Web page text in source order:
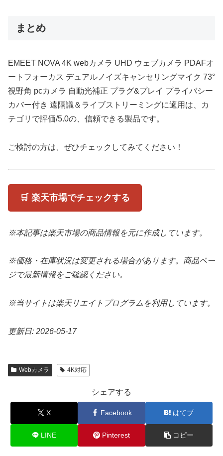
まとめ
EMEET NOVA 4K webカメラ UHD ウェブカメラ PDAFオ
ートフォーカス デュアルノイズキャンセリングマイク 73°
視野角 pcカメラ 自動光補正 プラグ&プレイ プライバシー
カバー付き 遠隔議＆ライブストリーミングに適用は、カ
テゴリで評価/5.0の、信頼できる製品です。
ご検討の方は、ぜひチェックしてみてください！
🛒 楽天市場でチェックする
※本記事は楽天市場の商品情報を元に作成しています。
※価格・在庫状況は変更される場合があります。商品ペー
ジで最新情報をご確認ください。
※当サイトは楽天リエイトプログラムを利用しています。
更新日: 2026-05-17
Webカメラ 4K対応
シェアする
X Facebook はてブ
LINE Pinterest コピー